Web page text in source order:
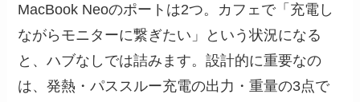
MacBook Neoのポートは2つ。カフェで「充電し
ながらモニターに繋ぎたい」という状況になる
と、ハブなしでは詰みます。設計的に重要なの
は、発熱・パススルー充電の出力・重量の3点で